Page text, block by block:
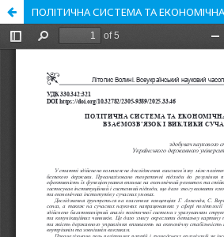
ПОЛІТИЧНА СИСТЕМА ТА